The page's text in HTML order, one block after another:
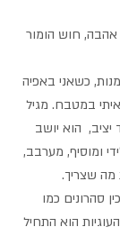
אהבה, חוש הומור
הזדמנות, כשאני באפיה
במטבח. מגיל
הוא יושב
ומוסיף, מערבב,
מה שצריך.
סהרונים כמו
הוא התחיל